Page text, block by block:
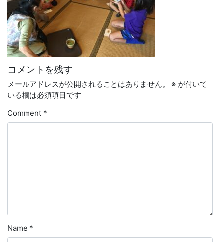
コメントを残す
メールアドレスが公開されることはありません。 ※ が付いて
いる欄は必須項目です
Comment *
Name *